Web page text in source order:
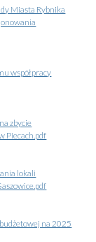
Miasta Rybnika
współpracy
zbycie
Piecach.pdf
lokali
na 2025